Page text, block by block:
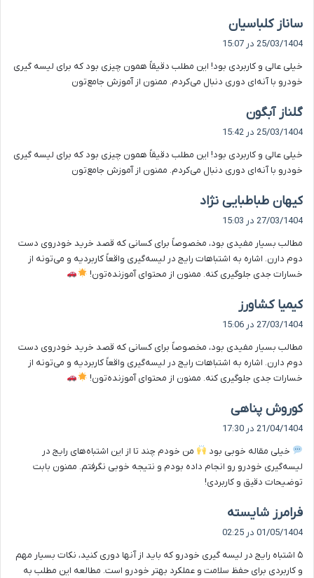
ساناز کلباسیان
ف
25/03/1404 در 15:07
خیلی عالی و کاربردی بود! این مطلب دقیقاً همون چیزی بود که برای لیسه گیری
خودرو با آنه‌ای دوری دنبال می‌کردم. ممنون از آموزش جامع‌تون
گلناز آبگون
ف
:
25/03/1404 در 15:42
خیلی عالی و کاربردی بود! این مطلب دقیقاً همون چیزی بود که برای لیسه گیری
خودرو با آنه‌ای دوری دنبال می‌کردم. ممنون از آموزش جامع‌تون
کیهان طباطبایی نژاد
:
27/03/1404 در 15:03
مطالب بسیار مفیدی بود، مخصوصاً برای کسانی که قصد خرید خودروی دست
دوم دارن. اشاره به اشتباهات رایج در لیسه‌گیری واقعاً کاربردیه و می‌تونه از
خسارات جدی جلوگیری کنه. ممنون از محتوای آموزنده‌تون!
کیمیا کشاورز
ف
:
27/03/1404 در 15:06
مطالب بسیار مفیدی بود، مخصوصاً برای کسانی که قصد خرید خودروی دست
دوم دارن. اشاره به اشتباهات رایج در لیسه‌گیری واقعاً کاربردیه و می‌تونه از
خسارات جدی جلوگیری کنه. ممنون از محتوای آموزنده‌تون!
کوروش پناهی
ف
:
21/04/1404 در 17:30
خیلی مقاله خوبی بود
من خودم چند تا از این اشتباه‌های رایج در
لیسه‌گیری خودرو رو انجام داده بودم و نتیجه خوبی نگرفتم. ممنون بابت
توضیحات دقیق و کاربردی!
فرامرز شایسته
ف
:
01/05/1404 در 02:25
۵ اشتباه رایج در لیسه گیری خودرو که باید از آنها دوری کنید، نکات بسیار مهم
و کاربردی برای حفظ سلامت و عملکرد بهتر خودرو است. مطالعه این مطلب به